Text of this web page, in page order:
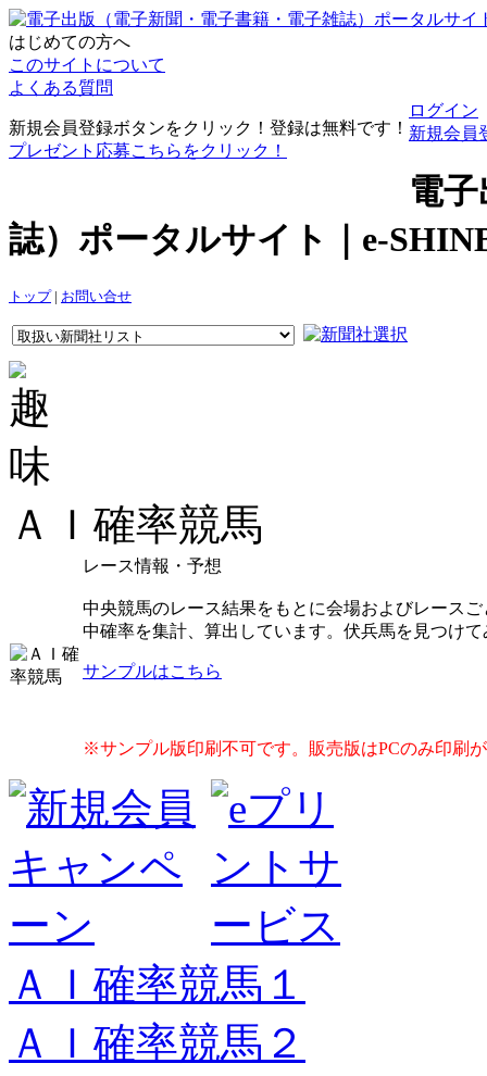
はじめての方へ
このサイトについて
よくある質問
新規会員登録ボタンをクリック！登録は無料です！
プレゼント応募こちらをクリック！
ログイン
新規会員
電
誌）ポータルサイト｜e-
トップ| お問い合せ
ＡＩ確率競馬
レース情報・予想
中央競馬のレース結果をもとに会場およびレース
中確率を集計、算出しています。伏兵馬を見つけ
サンプルはこちら
※サンプル版印刷不可です。販売版はPCのみ印刷
ＡＩ確率競馬１
ＡＩ確率競馬２